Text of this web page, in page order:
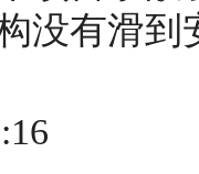
没有滑